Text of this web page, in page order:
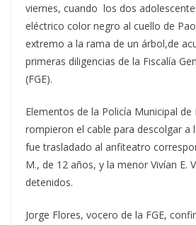
viernes, cuando los dos
eléctrico color negro al cuello de
extremo a la rama de un árbol,de
primeras diligencias de la Fiscalía
(FGE).
Elementos de la Policía Municipal de
rompieron el cable para descolgar a
fue trasladado al anfiteatro
M., de 12 años, y la menor Vivían E.
detenidos.
Jorge Flores, vocero de la FGE,